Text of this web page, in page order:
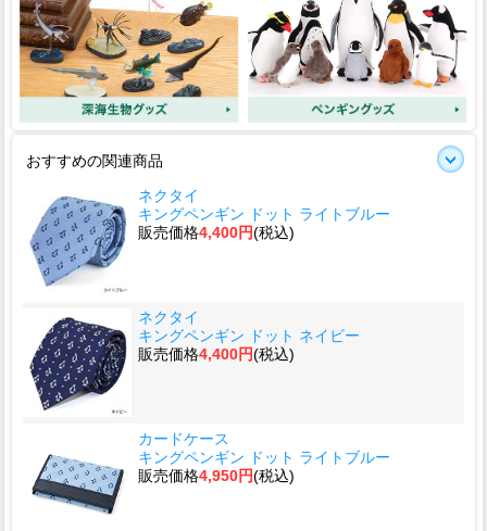
おすすめの関連商品
ネクタイ
キングペンギン ドット ライトブルー
販売価格4,400円(税込)
ネクタイ
キングペンギン ドット ネイビー
販売価格4,400円(税込)
カードケース
キングペンギン ドット ライトブルー
販売価格4,950円(税込)